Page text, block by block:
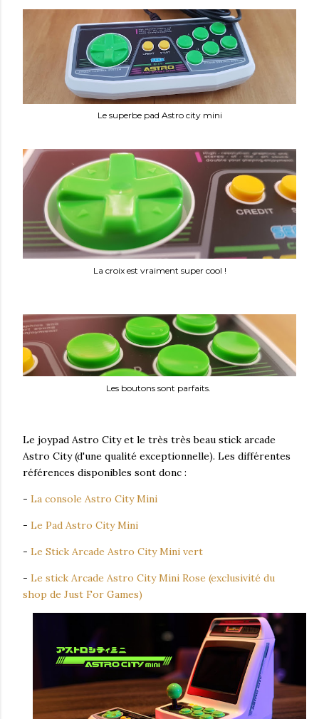
Le superbe pad Astro city mini
La croix est vraiment super cool !
Les boutons sont parfaits.
Le joypad Astro City et le très très beau stick arcade
Astro City (d'une qualité exceptionnelle). Les différentes
références disponibles sont donc :
- La console Astro City Mini
- Le Pad Astro City Mini
- Le Stick Arcade Astro City Mini vert
- Le stick Arcade Astro City Mini Rose (exclusivité du
shop de Just For Games)